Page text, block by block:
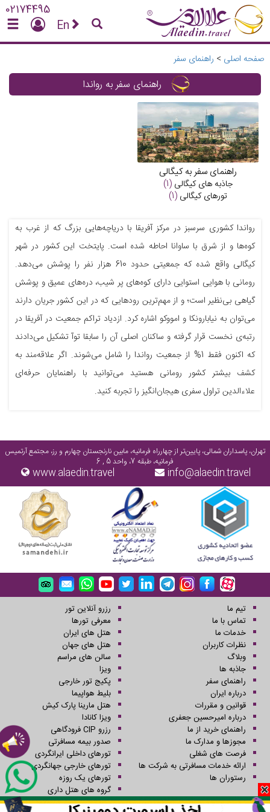
02174495
En
صفحه اصلی > راهنمای سفر
راهنمای سفر به رواندا
راهنمای سفر به کیگالی
جاذبه های کیگالی (1)
تورهای کیگالی (1)
رواندا کشوری سر‌سبز در مرکز آفریقا با دریاچه‌هایی بزرگ که از غرب به
کوه‌ها و از شرق با ساوانا احاطه شده است. پایتخت این کشور در شهر
کیگالی واقع شده که جمعیتی حدود 610 هزار نفر را پوشش می‌دهد.
رومانی با هوایی استوایی دارای کوه‌های پر شیب، دره‌های عمیق و پوشش
گیاهی بی‌نظیر است؛ و از مهم‌ترین رود‌هایی که در این کشور جریان دارند
می‌توان به نیابارونکا و امووکو اشاره کرد. ازدیاد تراکم جمعیت در آفریقا در
رتبه‌ی نخست قرار گرفته و ساکنان اصلی آن را سابقا توآ تشکیل می‌دادند
که اکنون فقط 1% از جمعیت رواندا را شامل می‌شوند. اگر علاقه‌مند به
کشف بیشتر کشور رومانی هستید می‌توانید با راهنمایان حرفه‌ای
علاءالدین تراول سفری هیجان‌انگیز را تجربه کنید.
تهران، پاسداران شمالی، پایین‌تر از چهارراه فرمانیه، مابین نارنجستان چهارم و رز، مجتمع آرتمیس
فرمانیه، طبقه 7، واحد 5 , 6
info@alaedin.travel
www.alaedin.travel
تیم ما
تماس با ما
خدمات ما
نظرات کاربران
وبلاگ
جاذبه ها
راهنمای سفر
درباره ایران
قوانین و مقررات
درباره امیرحسین جعفری
راهنمای خرید از ما
مجوزها و مدارک ما
فرصت های شغلی
ارائه خدمات مسافرتی به شرکت ها
رستوران ها
رزرو آنلاین تور
معرفی تورها
هتل های ایران
هتل های جهان
سالن های مراسم
ویزا
پکیج تور خارجی
بلیط هواپیما
هتل مارینا پارک کیش
ویزا کانادا
رزرو CIP فرودگاهی
صدور بیمه مسافرتی
تورهای داخلی ایرانگردی
تورهای خارجی جهانگردی
تورهای یک روزه
گروه های هتل داری